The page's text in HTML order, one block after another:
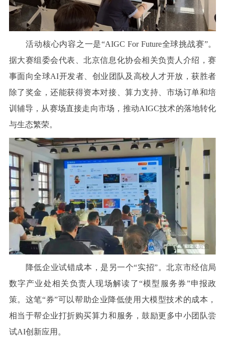
活动核心内容之一是“AIGC For Future全球挑战赛”。
据大赛组委会代表、北京信息化协会相关负责人介绍，赛
事面向全球AI开发者、创业团队及高校人才开放，获胜者
除了奖金，还能获得资本对接、算力支持、市场订单和培
训辅导，从赛场直接走向市场，推动AIGC技术的落地转化
与生态繁荣。
降低企业试错成本，是另一个“实招”。北京市经信局
数字产业处相关负责人现场解读了“模型服务券”申报政
策。这笔“券”可以帮助企业降低使用大模型技术的成本，
相当于帮企业打折购买算力和服务，鼓励更多中小团队尝
试AI创新应用。